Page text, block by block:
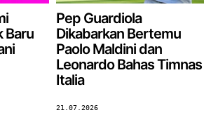
Baru
Pep Guardiola
Dikabarkan Bertemu
Paolo Maldini dan
Leonardo Bahas Timnas
Italia
21.07.2026